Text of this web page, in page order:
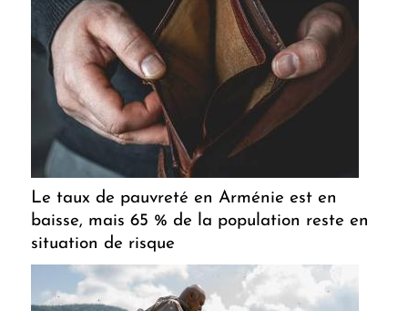
Le taux de pauvreté en Arménie est en
baisse, mais 65 % de la population reste en
situation de risque